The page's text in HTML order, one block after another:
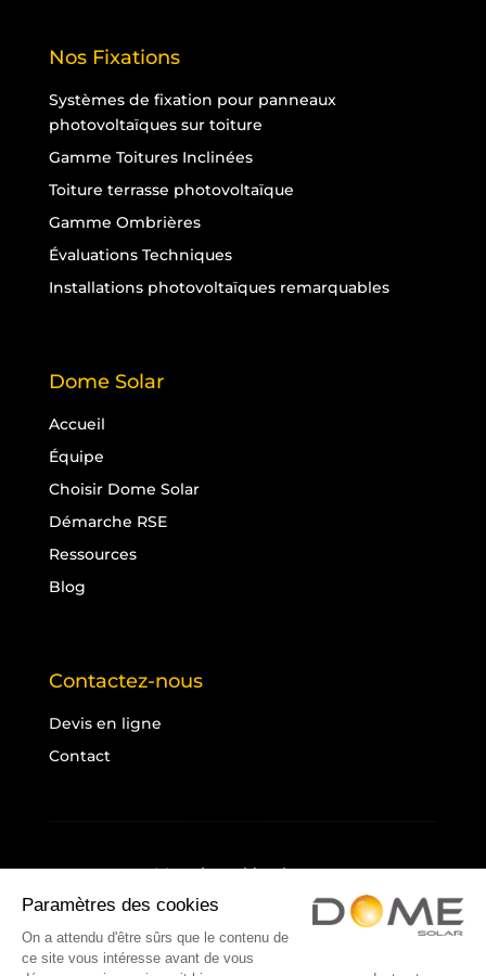
Nos Fixations
Systèmes de fixation pour panneaux
photovoltaïques sur toiture
Gamme Toitures Inclinées
Toiture terrasse photovoltaïque
Gamme Ombrières
Évaluations Techniques
Installations photovoltaïques remarquables
Dome Solar
Accueil
Équipe
Choisir Dome Solar
Démarche RSE
Ressources
Blog
Contactez-nous
Devis en ligne
Contact
Mentions légales
Politique de confidentialité
Cookies